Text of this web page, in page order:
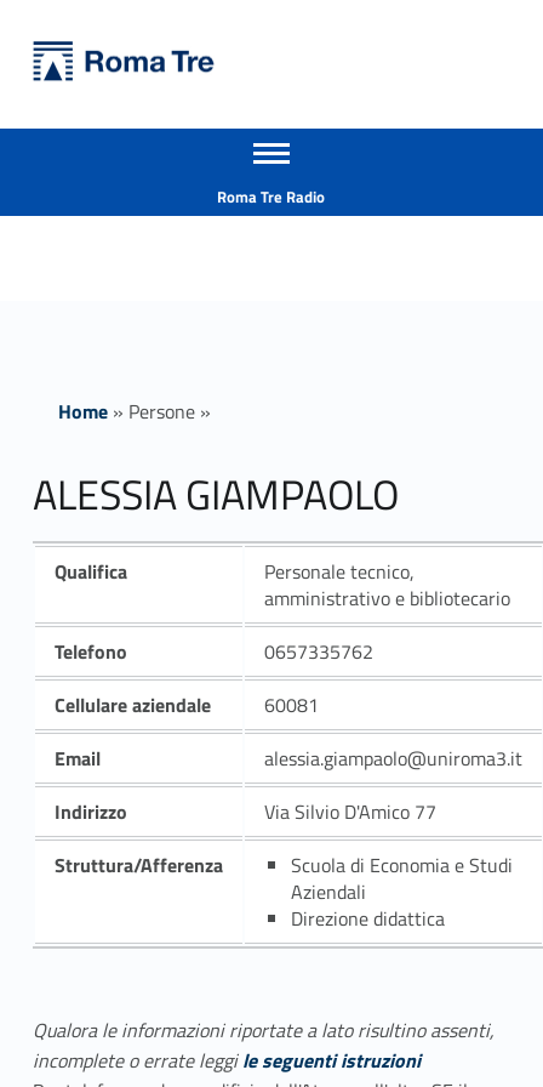
ALESSIA GIAMPAOLO - Università Roma Tre
Apri il menu secondario
Roma Tre Radio
Home» Persone»
ALESSIA GIAMPAOLO
Qualifica
Personale tecnico,
amministrativo e bibliotecario
Telefono
0657335762
Cellulare aziendale
60081
Email
alessia.giampaolo@uniroma3.it
Indirizzo
Via Silvio D'Amico 77
Struttura/Afferenza
Scuola di Economia e Studi
Aziendali
Direzione didattica
Qualora le informazioni riportate a lato risultino assenti,
incomplete o errate leggile seguenti istruzioni